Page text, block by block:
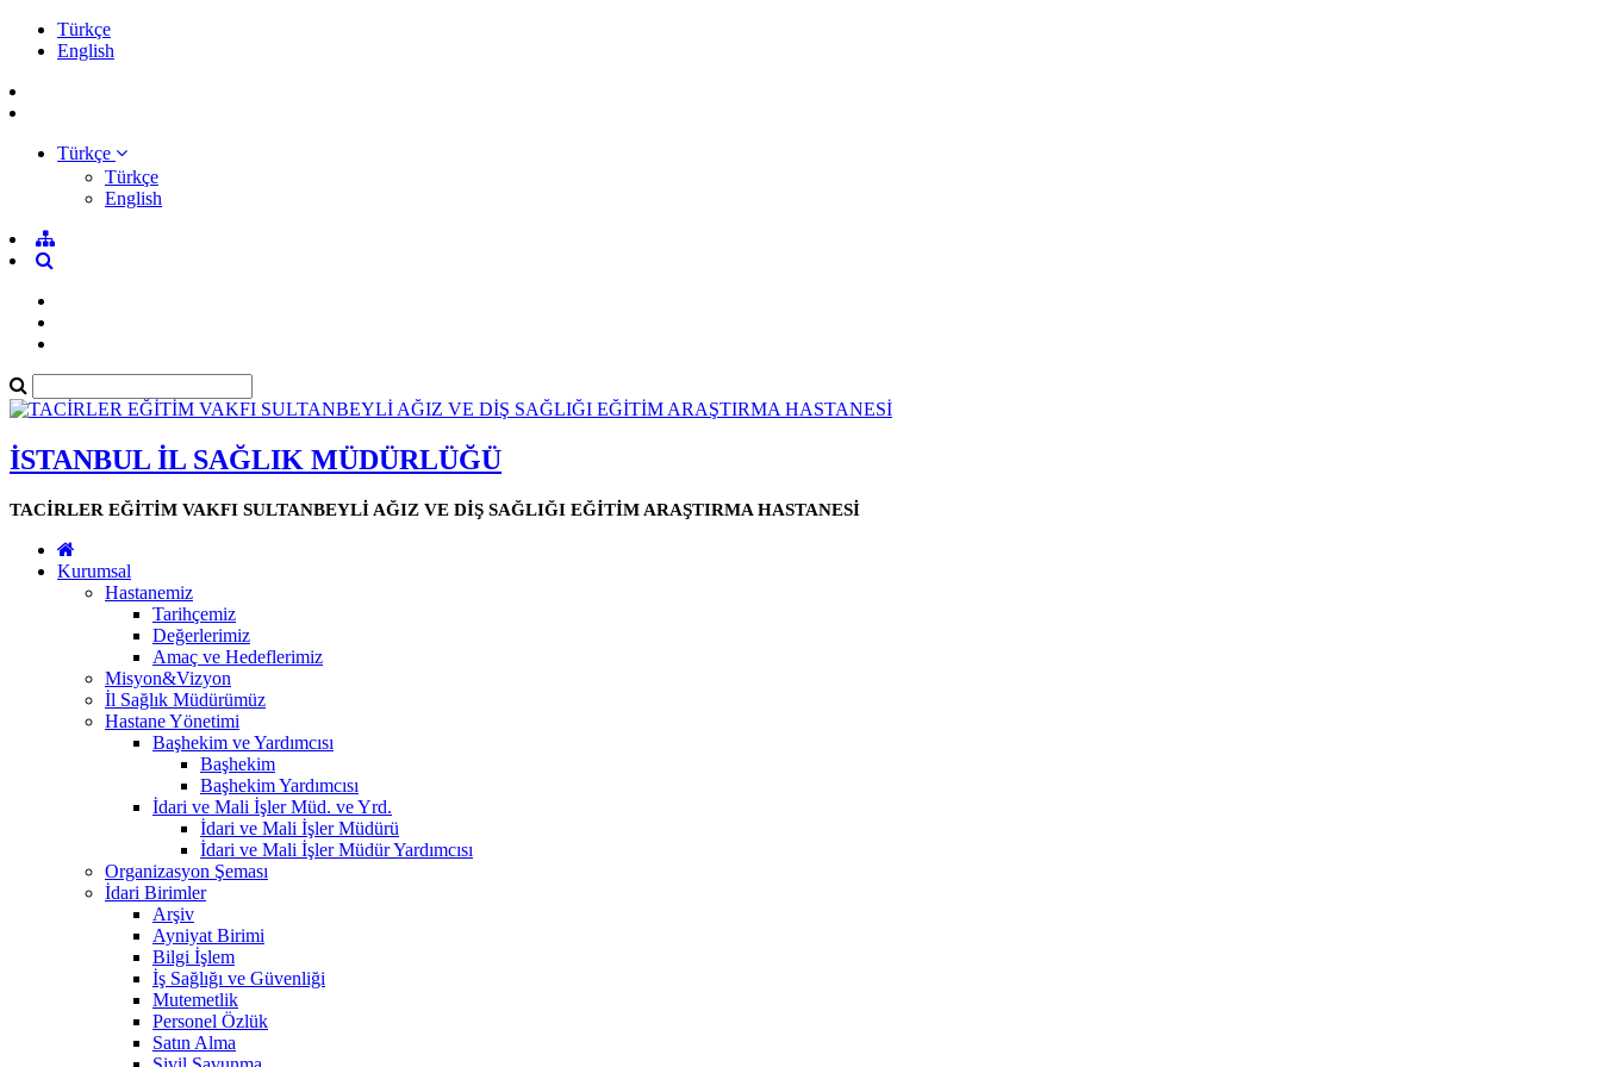
Türkçe
English
Türkçe
Türkçe
English
İSTANBUL İL SAĞLIK MÜDÜRLÜĞÜ
TACİRLER EĞİTİM VAKFI SULTANBEYLİ AĞIZ VE DİŞ SAĞLIĞI EĞİTİM ARAŞTIRMA HASTANESİ
Kurumsal
Hastanemiz
Tarihçemiz
Değerlerimiz
Amaç ve Hedeflerimiz
Misyon&Vizyon
İl Sağlık Müdürümüz
Hastane Yönetimi
Başhekim ve Yardımcısı
Başhekim
Başhekim Yardımcısı
İdari ve Mali İşler Müd. ve Yrd.
İdari ve Mali İşler Müdürü
İdari ve Mali İşler Müdür Yardımcısı
Organizasyon Şeması
İdari Birimler
Arşiv
Ayniyat Birimi
Bilgi İşlem
İş Sağlığı ve Güvenliği
Mutemetlik
Personel Özlük
Satın Alma